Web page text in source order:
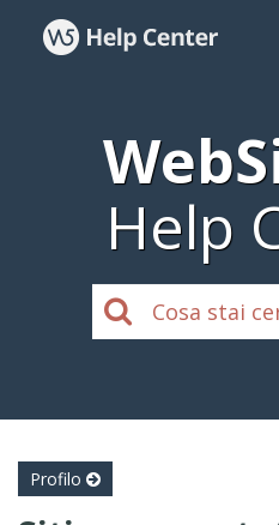
Help
Profilo